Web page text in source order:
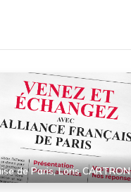
de Paris, Loris CARTRON